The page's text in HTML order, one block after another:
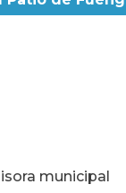
municipal